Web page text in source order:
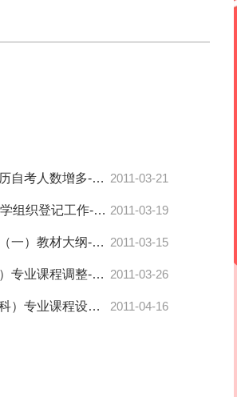
莆田专升本、本科二学历自考人数增多-自考 2011-03-21
北京06年度自考社会助学组织登记工作-自考 2011-03-19
江苏自学考试心理治疗（一）教材大纲-自考 2011-03-15
福建自考护理学（独本）专业课程调整-自考 2011-03-26
北京自考国际贸易（专科）专业课程设置表-自考 2011-04-16